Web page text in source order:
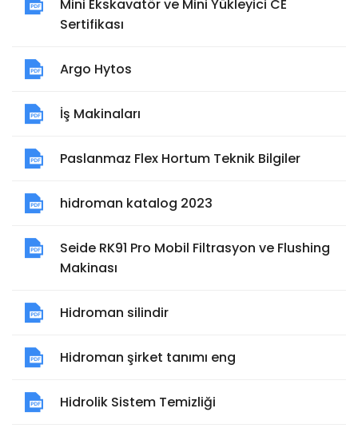
Mini Ekskavatör ve Mini Yükleyici CE
Sertifikası
Argo Hytos
İş Makinaları
Paslanmaz Flex Hortum Teknik Bilgiler
hidroman katalog 2023
Seide RK91 Pro Mobil Filtrasyon ve Flushing
Makinası
Hidroman silindir
Hidroman şirket tanımı eng
Hidrolik Sistem Temizliği